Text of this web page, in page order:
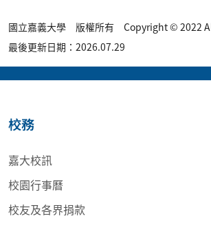
國立嘉義大學 版權所有 Copyright © 2022
最後更新日期：2026.07.29
校務
嘉大校訊
校園行事曆
校友及各界捐款